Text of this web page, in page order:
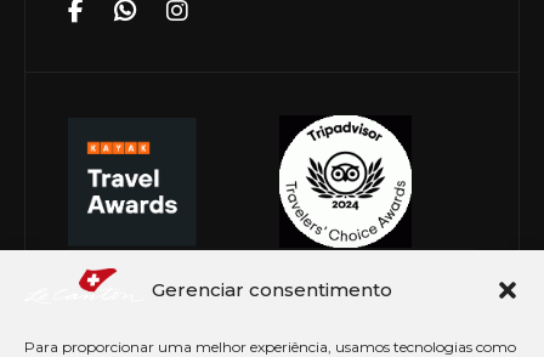
Gerenciar consentimento
Para proporcionar uma melhor experiência, usamos tecnologias como